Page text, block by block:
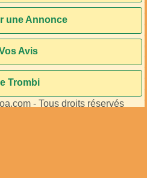
une Annonce
Avis
Trombi
- Tous droits réservés